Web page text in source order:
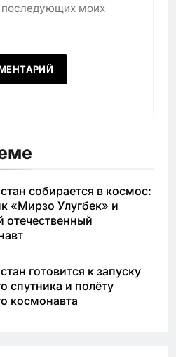
последующих моих
собирается в космос:
«Мирзо Улугбек» и
отечественный
готовится к запуску
спутника и полёту
космонавта